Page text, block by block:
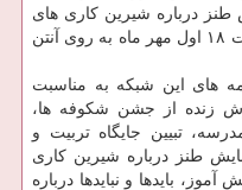
درباره شیرین كاری های
دوران مدرسه به صورت زنده از ساعت ۱۸ اول مهر ماه به روی آنتن
های این شبكه به مناسبت
زنده از جشن شكوفه ها،
تبیین جایگاه تربیت و
طنز درباره شیرین كاری
بایدها و نبایدها درباره